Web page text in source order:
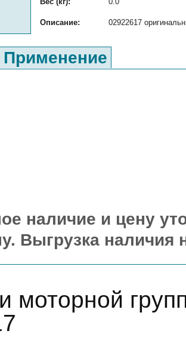
Описание: 02922617
Применение
наличие и цену
Выгрузка наличия
моторной